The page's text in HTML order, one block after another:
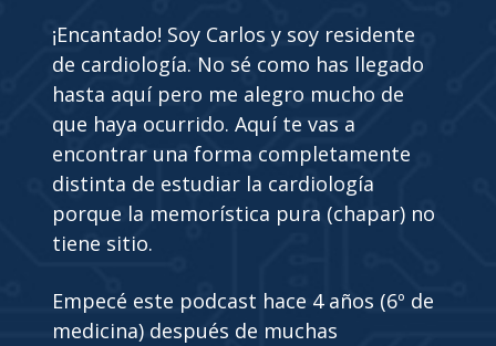
¡Encantado! Soy Carlos y soy residente
de cardiología. No sé como has llegado
hasta aquí pero me alegro mucho de
que haya ocurrido. Aquí te vas a
encontrar una forma completamente
distinta de estudiar la cardiología
porque la memorística pura (chapar) no
tiene sitio.
Empecé este podcast hace 4 años (6º de
medicina) después de muchas